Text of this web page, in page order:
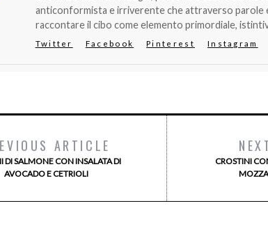
anticonformista e irriverente che attraverso parole
raccontare il cibo come elemento primordiale,
Twitter Facebook Pinterest Instagram
ARTICLE
DI SALMONE CON INSALATA DI
AVOCADO E CETRIOLI
CROSTINI